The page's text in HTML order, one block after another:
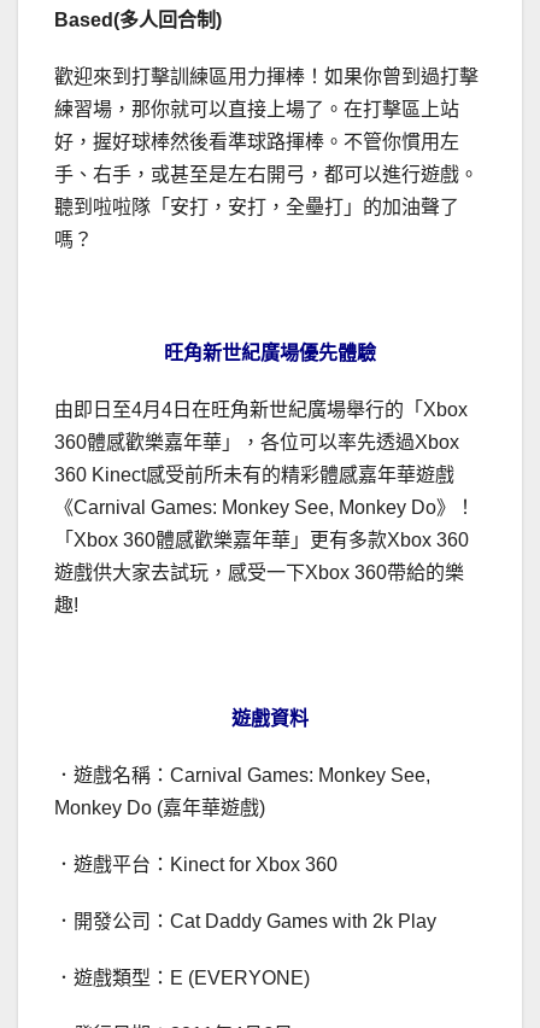
Based(多人回合制)
歡迎來到打擊訓練區用力揮棒！如果你曾到過打擊
練習場，那你就可以直接上場了。在打擊區上站
好，握好球棒然後看準球路揮棒。不管你慣用左
手、右手，或甚至是左右開弓，都可以進行遊戲。
聽到啦啦隊「安打，安打，全壘打」的加油聲了
嗎？
旺角新世紀廣場優先體驗
由即日至4月4日在旺角新世紀廣場舉行的「Xbox
360體感歡樂嘉年華」，各位可以率先透過Xbox
360 Kinect感受前所未有的精彩體感嘉年華遊戲
《Carnival Games: Monkey See, Monkey Do》！
「Xbox 360體感歡樂嘉年華」更有多款Xbox 360
遊戲供大家去試玩，感受一下Xbox 360帶給的樂
趣!
遊戲資料
．遊戲名稱：Carnival Games: Monkey See,
Monkey Do (嘉年華遊戲)
．遊戲平台：Kinect for Xbox 360
．開發公司：Cat Daddy Games with 2k Play
．遊戲類型：E (EVERYONE)